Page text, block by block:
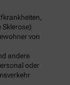
Sklerose)
von
andere
oder